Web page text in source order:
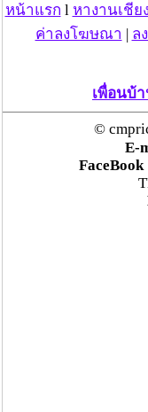
หน้าแรก l หางานเชีย
ค่าลงโฆษณา | ล
เพื่อนบ้
©
E-
FaceBook